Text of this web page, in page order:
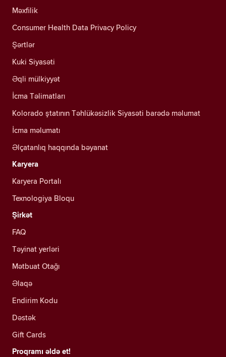
Məxfilik
Consumer Health Data Privacy Policy
Şərtlər
Kuki Siyasəti
Əqli mülkiyyət
İcma Təlimatları
Kolorado ştatının Təhlükəsizlik Siyasəti barədə məlumat
İcma məlumatı
Əlçatanlıq haqqında bəyanat
Karyera
Karyera Portalı
Texnologiya Bloqu
Şirkət
FAQ
Təyinat yerləri
Mətbuat Otağı
Əlaqə
Endirim Kodu
Dəstək
Gift Cards
Proqramı əldə et!